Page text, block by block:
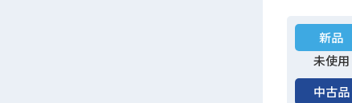
新品
未使用
中古品